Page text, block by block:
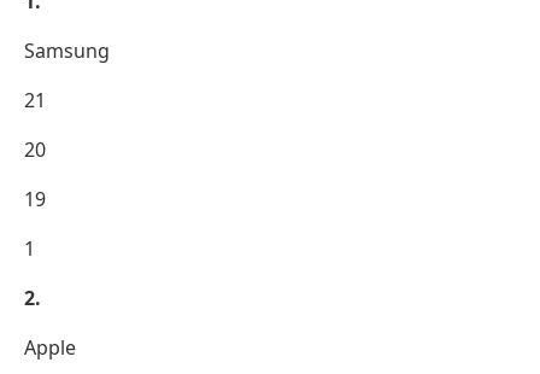
Samsung
21
20
19
1
2.
Apple